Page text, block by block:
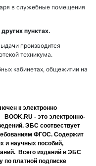
в служебные помещения
пунктах.
производится
техникума.
кабинетах, общежитии на
к электронно
- это электронно-
ЭБС соотвествует
ФГОС. Содержит
и научных пособий,
Всего изданий в ЭБС
по платной подписке